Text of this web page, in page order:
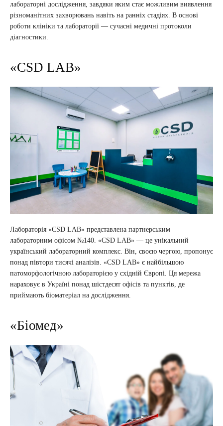
лабораторні дослідження, завдяки яким стає можливим виявлення
різноманітних захворювань навіть на ранніх стадіях. В основі
роботи клініки та лабораторії — сучасні медичні протоколи
діагностики.
«CSD LAB»
Лабораторія «CSD LAB» представлена партнерським
лабораторним офісом №140. «CSD LAB» — це унікальний
український лабораторний комплекс. Він, своєю чергою, пропонує
понад півтори тисячі аналізів. «CSD LAB» є найбільшою
патоморфологічною лабораторією у східній Європі. Ця мережа
нараховує в Україні понад шістдесят офісів та пунктів, де
приймають біоматеріал на дослідження.
«Біомед»